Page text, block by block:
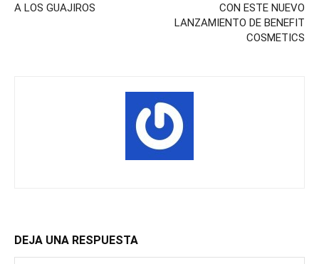
A LOS GUAJIROS
CON ESTE NUEVO
LANZAMIENTO DE BENEFIT
COSMETICS
DEJA UNA RESPUESTA